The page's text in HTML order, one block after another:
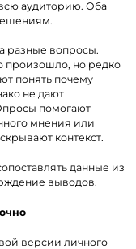
аудиторию. Оба
разные вопросы.
произошло, но редко
понять почему
не дают
помогают
мнения или
контекст.
данные из
выводов.
версии личного